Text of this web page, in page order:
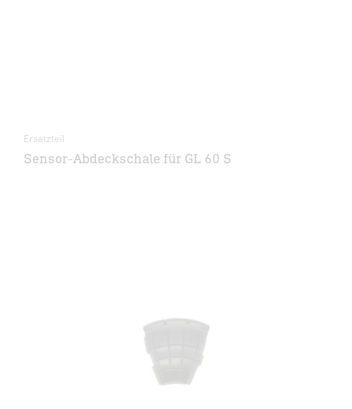
Ersatzteil
Sensor-Abdeckschale für GL 60 S